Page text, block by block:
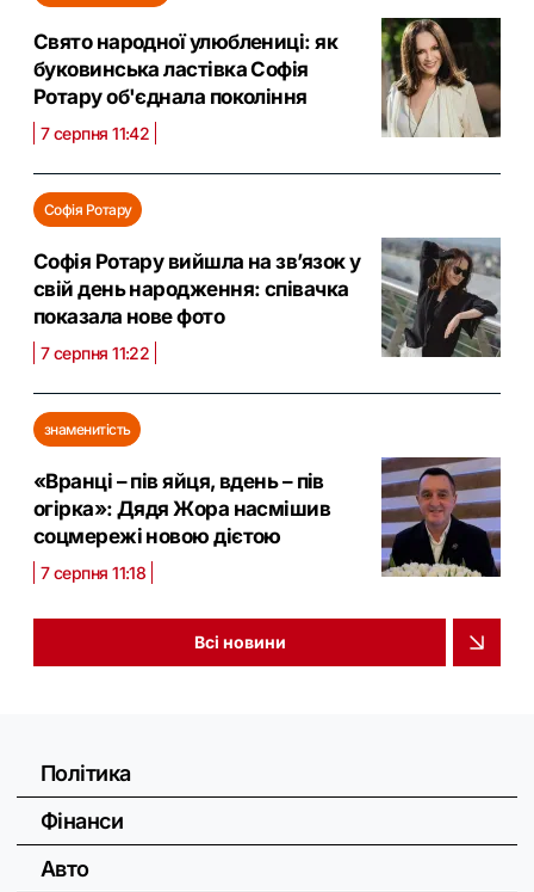
Свято народної улюблениці: як
буковинська ластівка Софія
Ротару об'єднала покоління
7 серпня 11:42
Софія Ротару
Софія Ротару вийшла на зв’язок у
свій день народження: співачка
показала нове фото
7 серпня 11:22
знаменитість
«Вранці – пів яйця, вдень – пів
огірка»: Дядя Жора насмішив
соцмережі новою дієтою
7 серпня 11:18
Всі новини
Політика
Фінанси
Авто